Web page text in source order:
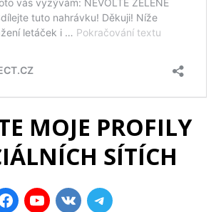
MOJE PROFILY
SÍTÍCH